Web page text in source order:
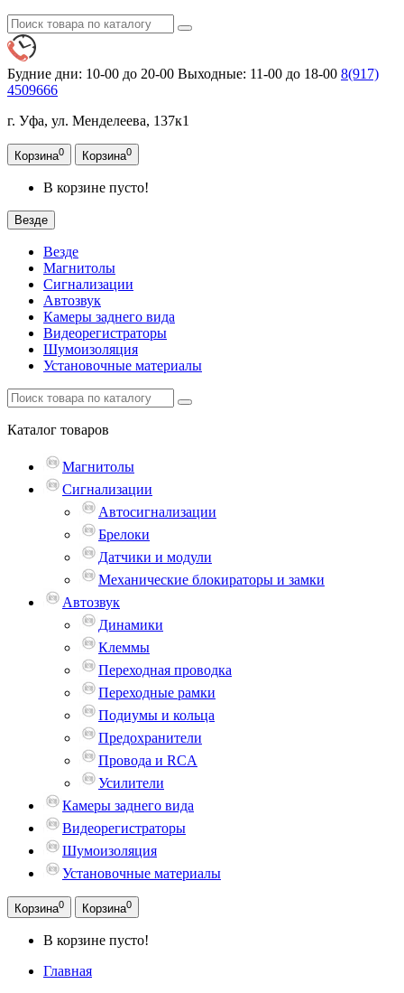
Будние дни: 10-00 до 20-00 Выходные: 11-00 до 18-00 8(917)
4509666
г. Уфа, ул. Менделеева, 137к1
Корзина0 Корзина0
В корзине пусто!
Везде
Везде
Магнитолы
Сигнализации
Автозвук
Камеры заднего вида
Видеорегистраторы
Шумоизоляция
Установочные материалы
Каталог товаров
Магнитолы
Сигнализации
Автосигнализации
Брелоки
Датчики и модули
Механические блокираторы и замки
Автозвук
Динамики
Клеммы
Переходная проводка
Переходные рамки
Подиумы и кольца
Предохранители
Провода и RCA
Усилители
Камеры заднего вида
Видеорегистраторы
Шумоизоляция
Установочные материалы
Корзина0 Корзина0
В корзине пусто!
Главная